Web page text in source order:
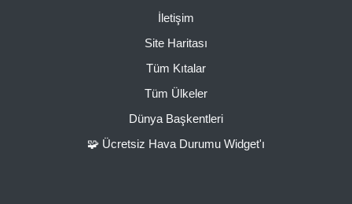
İletişim
Site Haritası
Tüm Kıtalar
Tüm Ülkeler
Dünya Başkentleri
🧩 Ücretsiz Hava Durumu Widget'ı